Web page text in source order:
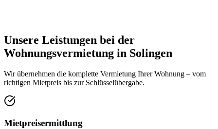
Unsere Leistungen bei der
Wohnungsvermietung in Solingen
Wir übernehmen die komplette Vermietung Ihrer Wohnung – vom
richtigen Mietpreis bis zur Schlüsselübergabe.
Mietpreisermittlung